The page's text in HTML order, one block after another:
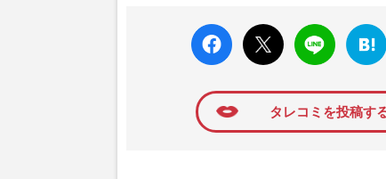
faceboo
k いい
ね
X ポス
ト
LINE
はてな
ブック
マーク
タレコミを投稿す